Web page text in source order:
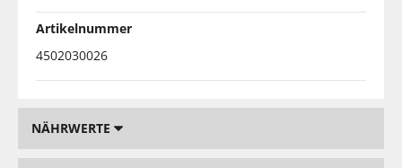
Artikelnummer
4502030026
NÄHRWERTE